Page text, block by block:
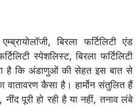
बिरला फर्टिलिटी एंड
स्पेशलिस्ट, बिरला फर्टिलिटी
है कि अंडाणुओं की सेहत इस बात से
वातावरण कैसा है। हार्मोन संतुलित हैं
पूरी हो रही है या नहीं, तनाव लंबे